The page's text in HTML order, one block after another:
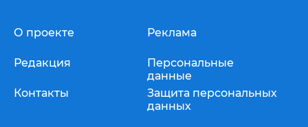
О проекте
Редакция
Контакты
Реклама
Персональные
данные
Защита персональных
данных